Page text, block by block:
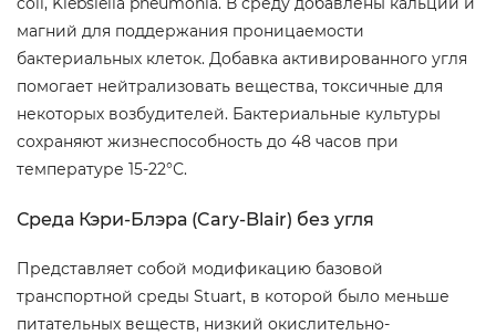
магний для поддержания проницаемости
бактериальных клеток. Добавка активированного угля
помогает нейтрализовать вещества, токсичные для
некоторых возбудителей. Бактериальные культуры
сохраняют жизнеспособность до 48 часов при
температуре 15-22°С.
Среда Кэри-Блэра (Cary-Blair) без угля
Представляет собой модификацию базовой
транспортной среды Stuart, в которой было меньше
питательных веществ, низкий окислительно-